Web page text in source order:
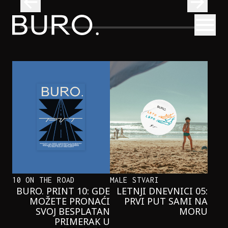
BURO.
ONAJ JEDAN PROIZVOD KOJI
STALNO SELIMO SA POLICE U
TORBE
10 ON THE ROAD
BURO. PRINT 10: GDE
MOŽETE PRONAĆI
SVOJ BESPLATAN
PRIMERAK U
MALE STVARI
LETNJI DNEVNICI 05:
PRVI PUT SAMI NA
MORU